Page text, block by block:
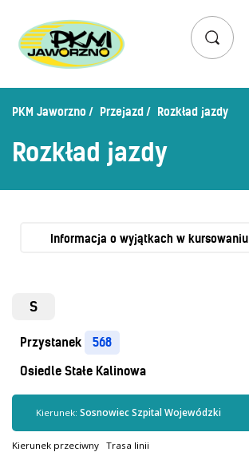
Przejazd
Lista przystanków
Zaplanuj podróż – wyszukiwarka
Mapa przystanków i połączeń
Schemat linii nocnych
Bilety
Honorowanie biletów ZK„KM”
Kontrola biletów
Sprzedaż biletów u kierowców
Jaworznicka Karta Miejska
Open Payment System
PKM Jaworzno Przejazd Rozkład jazdy
Rozkład jazdy
Informacja o wyjątkach w
S
Przystanek 568
Osiedle Stałe Kalinowa
Kierunek: Sosnowiec Szpital Wojewódzki
Kierunek przeciwny Trasa linii